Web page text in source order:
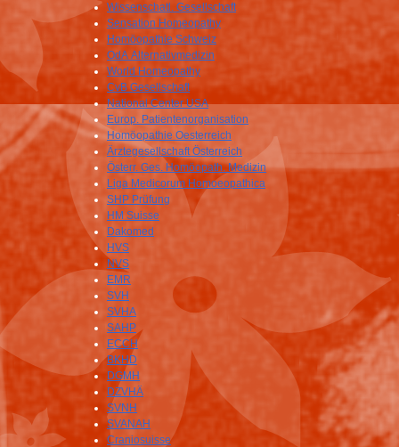
Wissenschatl. Gesellschaft
Sensation Homeopathy
Homöopathie Schweiz
OdA Alternativmedizin
World Homeopathy
CvB Gesellschaft
National Center USA
Europ. Patientenorganisation
Homöopathie Oesterreich
Ärztegesellschaft Österreich
Österr. Ges. Homöopath. Medizin
Liga Medicorum Homoeopathica
SHP Prüfung
HM Suisse
Dakomed
HVS
NVS
EMR
SVH
SVHA
SAHP
ECCH
BKHD
DGMH
DZVHÄ
SVNH
SVANAH
Craniosuisse